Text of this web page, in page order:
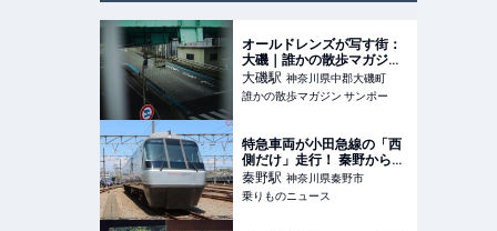
オールドレンズが写す街：
大磯｜誰かの散歩マガジン
サンポー
大磯駅 神奈川県中郡大磯町
誰かの散歩マガジン サンポー
特急車両が小田急線の「西
側だけ」走行！ 秦野から海
老名まで「3時間半」かけ
て遠回り 異色の列車が運行
される | 乗りものニュース
秦野駅 神奈川県秦野市
乗りものニュース